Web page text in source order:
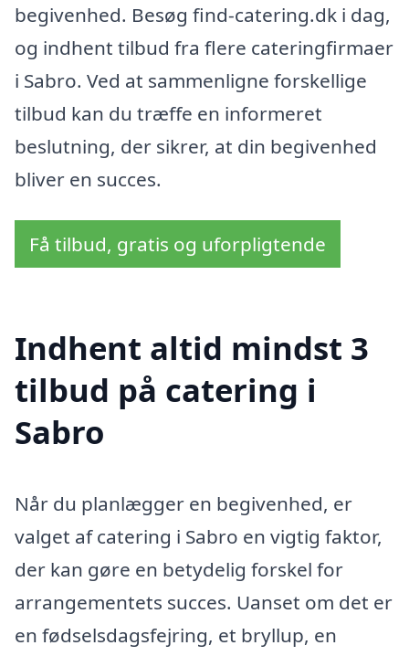
begivenhed. Besøg find-catering.dk i dag,
og indhent tilbud fra flere cateringfirmaer
i Sabro. Ved at sammenligne forskellige
tilbud kan du træffe en informeret
beslutning, der sikrer, at din begivenhed
bliver en succes.
Få tilbud, gratis og uforpligtende
Indhent altid mindst 3
tilbud på catering i
Sabro
Når du planlægger en begivenhed, er
valget af catering i Sabro en vigtig faktor,
der kan gøre en betydelig forskel for
arrangementets succes. Uanset om det er
en fødselsdagsfejring, et bryllup, en